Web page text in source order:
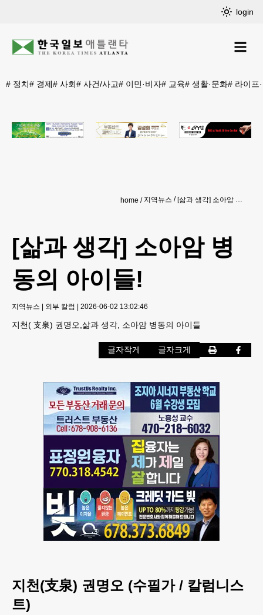
login
# 정치# 경제# 사회# 사건/사고# 이민·비자# 교육# 생활·문화# 라이프
home 지역뉴스 [삶과 생각] 소아암 병동의 아이들!
[삶과 생각] 소아암 병
동의 아이들!
지역뉴스 | 외부 칼럼 | 2026-06-02 13:02:46
지천( 支泉) 권명오,삶과 생각, 소아암 병동의 아이들
글자작게 글자크게
지천(支泉) 권명오 (수필가 / 칼럼니스
트)